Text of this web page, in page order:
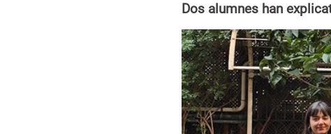
Dos alumnes han